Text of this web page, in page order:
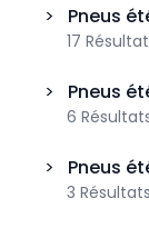
> Pneus
17
> Pneus
6
> Pneus
3 Résultats